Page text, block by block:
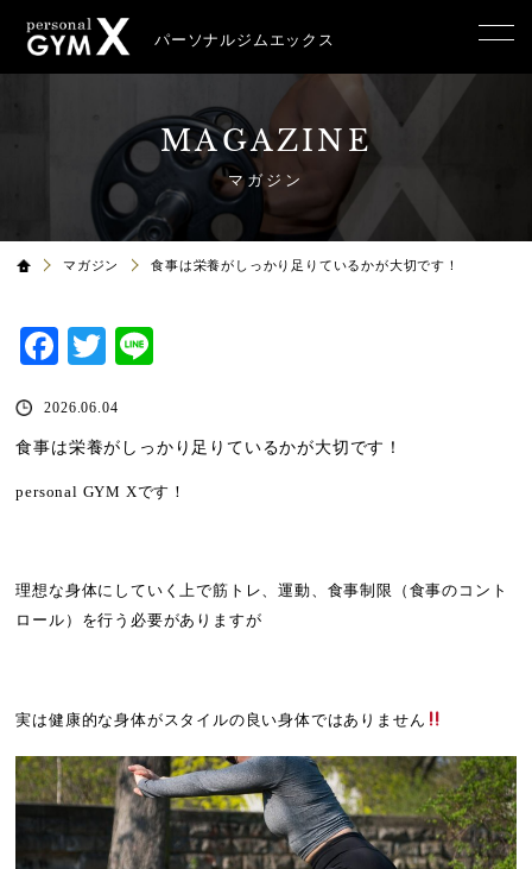
パーソナルジムエックス
MAGAZINE
マガジン
マガジン 食事は栄養がしっかり足りているかが大切です！
Facebook
Twitter
2026.06.04
食事は栄養がしっかり足りているかが大切です！
personal GYM Xです！
理想な身体にしていく上で筋トレ、運動、食事制限（食事のコント
ロール）を行う必要がありますが
実は健康的な身体がスタイルの良い身体ではありません